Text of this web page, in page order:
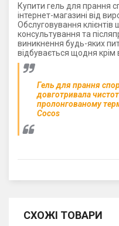
Купити гель для прання
інтернет-магазині від
Обслуговування клієнтів
консультування та
виникнення будь-яких
відбувається щодня крім
Гель для прання
довготривала
пролонгованому
Cocos
СХОЖІ ТОВАРИ